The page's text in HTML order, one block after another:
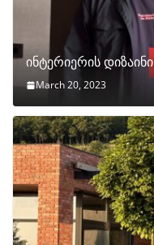
ინტერიერის დიზაინი
March 20, 2023